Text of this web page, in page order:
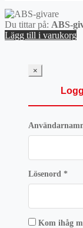
Du tittar på: ABS-
Lägg till i varukorg
×
Lösenord *
Kom ihåg